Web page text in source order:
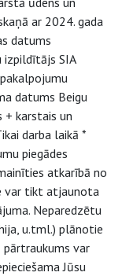
ar 2024. gada
datums
izpildītājs SIA
datums Beigu
+ karstais un
darba laikā *
piegādes
atkarībā no
var tikt atjaunota
Neparedzētu
u.tml.) plānotie
var
Jūsu